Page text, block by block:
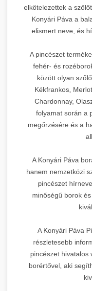
elkötelezettek a
Konyári Páva a
elismert neve, és
A pincészet
fehér- és
között olyan
Kékfrankos,
Chardonnay,
folyamat során a
megőrzésére és a
A Konyári Páva
hanem nemzetközi
pincészet
minőségű borok
A Konyári Páva
részletesebb
pincészet hivatalos
borértővel, aki